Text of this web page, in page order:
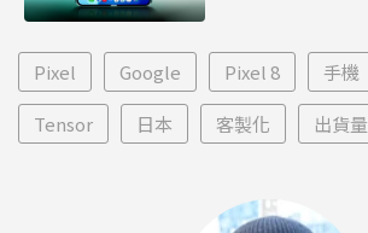
Pixel Google Pixel 8 手機
Tensor 日本 客製化 出貨量